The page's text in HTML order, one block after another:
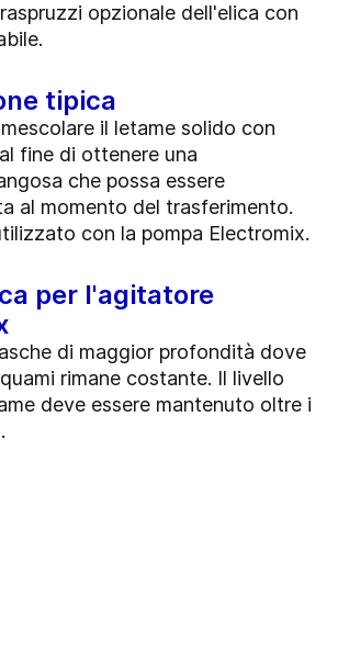
opzionale dell'elica con
tipica
il letame solido con
fine di ottenere una
che possa essere
al momento del trasferimento.
con la pompa Electromix.
per l'agitatore
di maggior profondità dove
rimane costante. Il livello
deve essere mantenuto oltre i